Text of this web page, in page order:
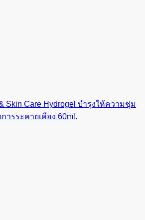
Skin Care Hydrogel บำรุง​ให้ความชุ่ม
รระคายเคือง 60ml.